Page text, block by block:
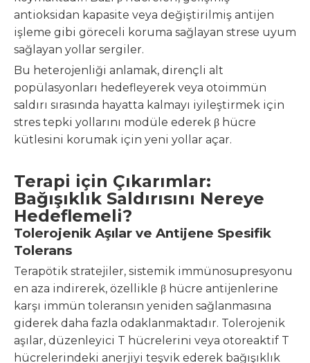
antioksidan kapasite veya değiştirilmiş antijen
işleme gibi göreceli koruma sağlayan strese uyum
sağlayan yollar sergiler.
Bu heterojenliği anlamak, dirençli alt
popülasyonları hedefleyerek veya otoimmün
saldırı sırasında hayatta kalmayı iyileştirmek için
stres tepki yollarını modüle ederek β hücre
kütlesini korumak için yeni yollar açar.
Terapi için Çıkarımlar:
Bağışıklık Saldırısını Nereye
Hedeflemeli?
Tolerojenik Aşılar ve Antijene Spesifik
Tolerans
Terapötik stratejiler, sistemik immünosupresyonu
en aza indirerek, özellikle β hücre antijenlerine
karşı immün toleransın yeniden sağlanmasına
giderek daha fazla odaklanmaktadır. Tolerojenik
aşılar, düzenleyici T hücrelerini veya otoreaktif T
hücrelerindeki anerjiyi teşvik ederek bağışıklık